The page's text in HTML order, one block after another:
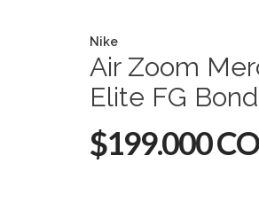
Nike
Air Zoom
Elite FG
$199.000